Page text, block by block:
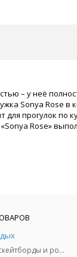
– у неё
Sonya Rose
прогулок
Rose»
Самокаты, скейтборды и ролики